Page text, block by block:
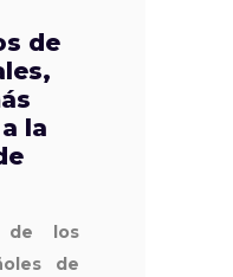
de
la
de los
de